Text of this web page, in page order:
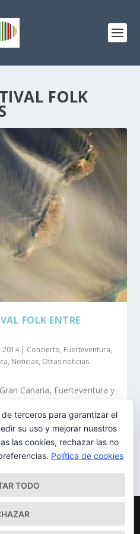
FOLK
FOLK ENTRE
2014| Concierto, Fuerteventura,
, Noticias, Otras noticias
Canaria, Fuerteventura y
| Desarrollado por
Política de cookies
terceros para garantizar el
su uso y mejorar nuestros
las cookies, rechazar las no
Política de cookies
TODO